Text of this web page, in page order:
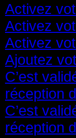
Activez
Activez
Activez
Ajoutez
C’est
réception
C’est
réception